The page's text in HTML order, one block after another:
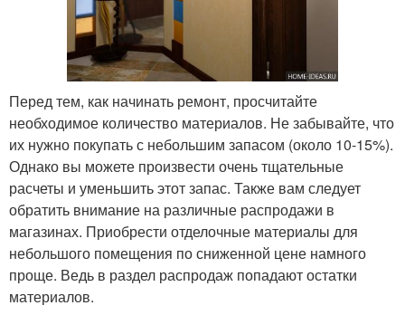
Перед тем, как начинать ремонт, просчитайте
необходимое количество материалов. Не забывайте, что
их нужно покупать с небольшим запасом (около 10-15%).
Однако вы можете произвести очень тщательные
расчеты и уменьшить этот запас. Также вам следует
обратить внимание на различные распродажи в
магазинах. Приобрести отделочные материалы для
небольшого помещения по сниженной цене намного
проще. Ведь в раздел распродаж попадают остатки
материалов.